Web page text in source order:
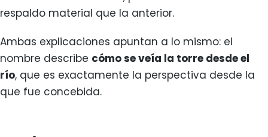
respaldo material que la anterior.
Ambas explicaciones apuntan a lo mismo: el
nombre describe cómo se veía la torre desde el
río, que es exactamente la perspectiva desde la
que fue concebida.